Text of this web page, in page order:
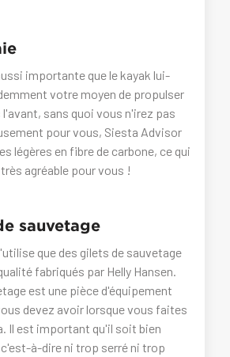
importante que le kayak lui-
votre moyen de propulser
sans quoi vous n'irez pas
pour vous, Siesta Advisor
légères en fibre de carbone, ce qui
agréable pour vous !
sauvetage
que des gilets de sauvetage
fabriqués par Helly Hansen.
est une pièce d'équipement
devez avoir lorsque vous faites
Il est important qu'il soit bien
à-dire ni trop serré ni trop